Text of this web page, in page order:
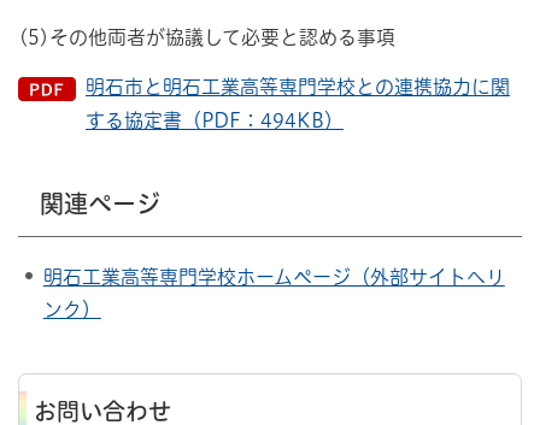
(5)その他両者が協議して必要と認める事項
明石市と明石工業高等専門学校との連携協力に関
する協定書（PDF：494KB）
関連ページ
明石工業高等専門学校ホームページ（外部サイトへリ
ンク）
お問い合わせ